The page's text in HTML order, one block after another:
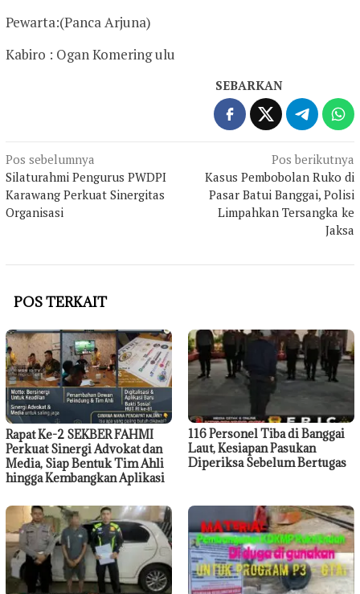
Pewarta:(Panca Arjuna)
Kabiro : Ogan Komering ulu
SEBARKAN
Navigasi
pos
Pos sebelumnya
Silaturahmi Pengurus PWDPI
Karawang Perkuat Sinergitas
Organisasi
Pos berikutnya
Kasus Pembobolan Ruko di
Pasar Batui Banggai, Polisi
Limpahkan Tersangka ke
Jaksa
POS TERKAIT
Rapat Ke-2 SEKBER FAHMI
Perkuat Sinergi Advokat dan
Media, Siap Bentuk Tim Ahli
hingga Kembangkan Aplikasi
116 Personel Tiba di Banggai
Laut, Kesiapan Pasukan
Diperiksa Sebelum Bertugas